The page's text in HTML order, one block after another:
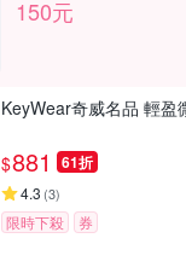
150元
KeyWear奇威名品 輕
$881 61折
4.3 (3)
限時下殺 券